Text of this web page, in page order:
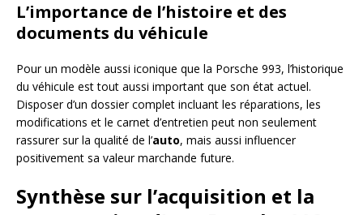
L’importance de l’histoire et des
documents du véhicule
Pour un modèle aussi iconique que la Porsche 993, l’historique
du véhicule est tout aussi important que son état actuel.
Disposer d’un dossier complet incluant les réparations, les
modifications et le carnet d’entretien peut non seulement
rassurer sur la qualité de l’auto, mais aussi influencer
positivement sa valeur marchande future.
Synthèse sur l’acquisition et la